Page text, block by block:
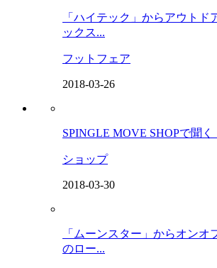
「ハイテック」からアウトド
ックス...
フットフェア
2018-03-26
SPINGLE MOVE SHOPで聞く
ショップ
2018-03-30
「ムーンスター」からオンオ
のロー...